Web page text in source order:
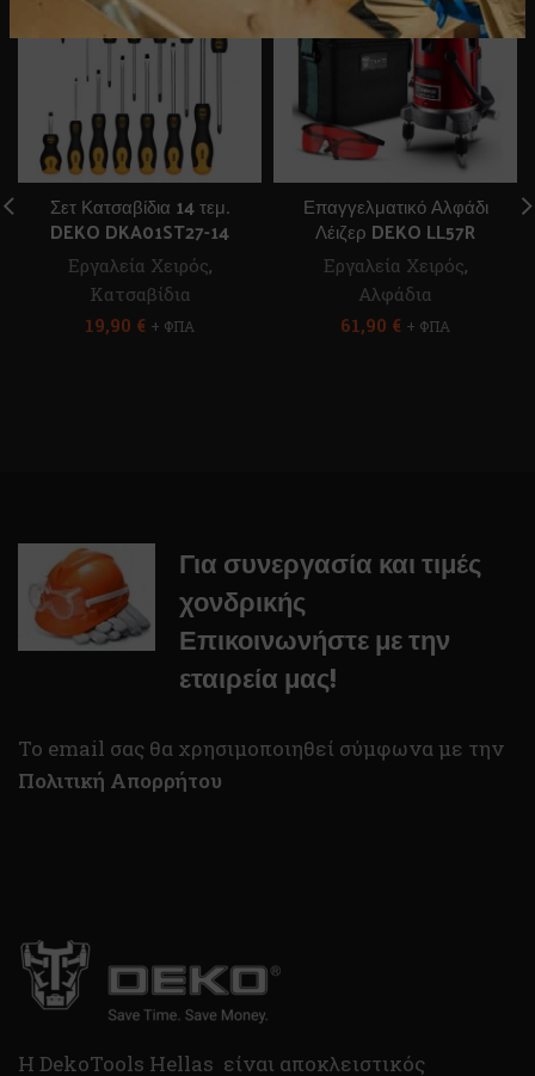
Σετ Κατσαβίδια 14 τεμ.
DEKO DKA01ST27-14
Εργαλεία Χειρός,
Κατσαβίδια
19,90 € + ΦΠΑ
Επαγγελματικό Αλφάδι
Λέιζερ DEKO LL57R
Εργαλεία Χειρός,
Αλφάδια
61,90 € + ΦΠΑ
Για συνεργασία και τιμές
χονδρικής
Επικοινωνήστε με την
εταιρεία μας!
To email σας θα χρησιμοποιηθεί σύμφωνα με την
Πολιτική Απορρήτου
H DekoTools Hellas είναι αποκλειστικός